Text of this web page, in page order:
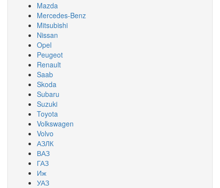
Mazda
Mercedes-Benz
Mitsubishi
Nissan
Opel
Peugeot
Renault
Saab
Skoda
Subaru
Suzuki
Toyota
Volkswagen
Volvo
АЗЛК
ВАЗ
ГАЗ
Иж
УАЗ